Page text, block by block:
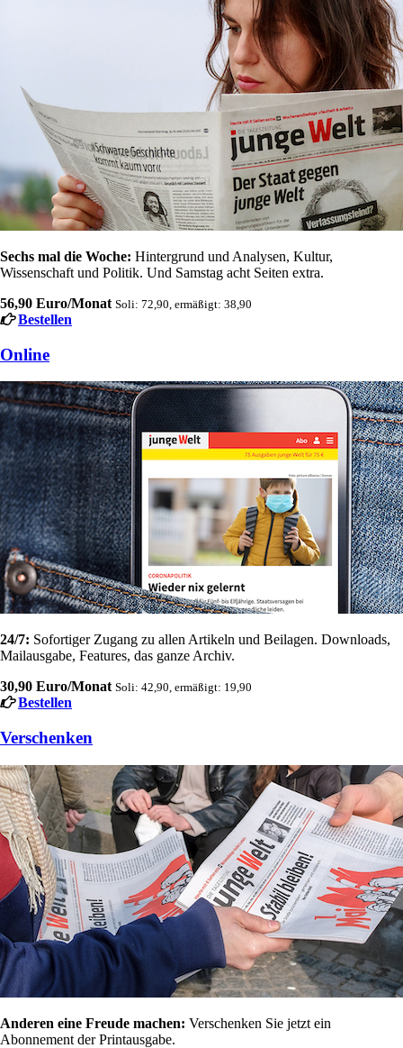
Sechs mal die Woche: Hintergrund und Analysen, Kultur,
Wissenschaft und Politik. Und Samstag acht Seiten extra.
56,90 Euro/Monat Soli: 72,90, ermäßigt: 38,90
Bestellen
Online
24/7: Sofortiger Zugang zu allen Artikeln und Beilagen. Downloads,
Mailausgabe, Features, das ganze Archiv.
30,90 Euro/Monat Soli: 42,90, ermäßigt: 19,90
Bestellen
Verschenken
Anderen eine Freude machen: Verschenken Sie jetzt ein
Abonnement der Printausgabe.